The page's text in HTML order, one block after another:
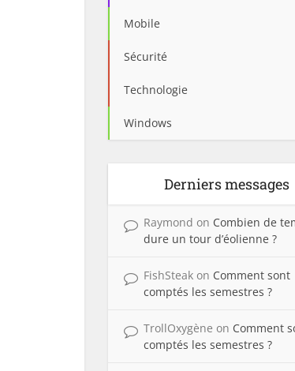
Mobile
Sécurité
Technologie
Windows
Derniers messages
Raymond on Combien de
dure un tour d’éolienne ?
FishSteak on Comment sont
comptés les semestres ?
TrollOxygène on Comment
comptés les semestres ?